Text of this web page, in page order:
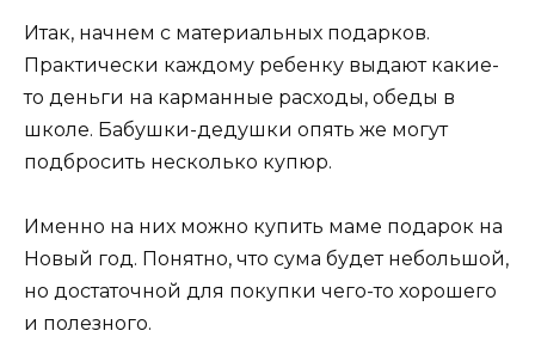
Итак, начнем с материальных подарков.
Практически каждому ребенку выдают какие-
то деньги на карманные расходы, обеды в
школе. Бабушки-дедушки опять же могут
подбросить несколько купюр.
Именно на них можно купить маме подарок на
Новый год. Понятно, что сума будет небольшой,
но достаточной для покупки чего-то хорошего
и полезного.